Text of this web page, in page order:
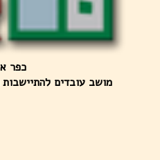
כפר
מושב עובדים